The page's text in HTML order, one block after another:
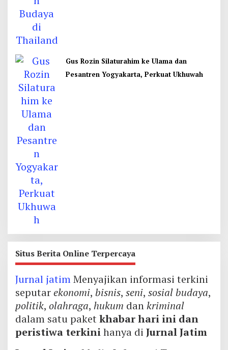
Gus Rozin Silaturahim ke Ulama dan
Pesantren Yogyakarta, Perkuat Ukhuwah
Situs Berita Online Terpercaya
Jurnal jatimMenyajikan informasi terkini
seputarekonomi, bisnis, seni, sosial budaya,
politik, olahraga, hukum dankriminal
dalam satu paketkhabar hari ini dan
peristiwa terkinihanya di Jurnal Jatim